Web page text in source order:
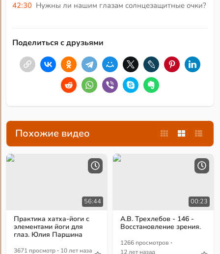
42:30 Нужны ли нашим глазам солнцезащитные очки?
Поделиться с друзьями
Похожие видео
56:44
Практика хатха-йоги с
элементами йоги для
глаз. Юлия Паршина
3671 просмотр · 10 лет назад
00:23
А.В. Трехлебов - 146 -
Восстановление зрения.
1266 просмотров ·
12 лет назад